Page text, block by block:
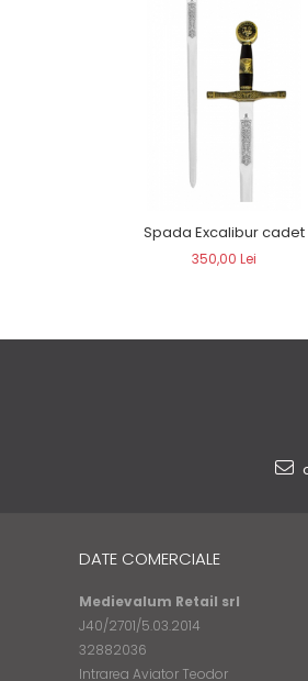
Spada Excalibur cadet
350,00 Lei
DATE COMERCIALE
Medievalum Retail srl
J40/2701/5.03.2014
32882036
Intrarea Aviator Teodor